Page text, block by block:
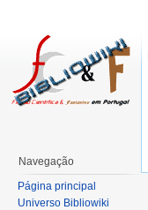
Navegação
Página principal
Universo Bibliowiki